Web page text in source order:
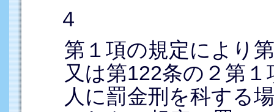
４
第１項の規定により
又は第122条の２第
人に罰金刑を科する